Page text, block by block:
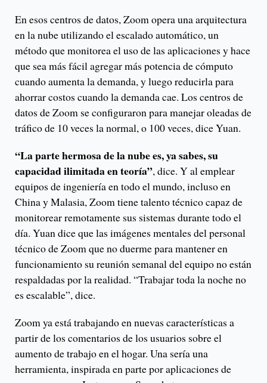
En esos centros de datos, Zoom opera una arquitectura
en la nube utilizando el escalado automático, un
método que monitorea el uso de las aplicaciones y hace
que sea más fácil agregar más potencia de cómputo
cuando aumenta la demanda, y luego reducirla para
ahorrar costos cuando la demanda cae. Los centros de
datos de Zoom se configuraron para manejar oleadas de
tráfico de 10 veces la normal, o 100 veces, dice Yuan.
“La parte hermosa de la nube es, ya sabes, su
capacidad ilimitada en teoría”, dice. Y al emplear
equipos de ingeniería en todo el mundo, incluso en
China y Malasia, Zoom tiene talento técnico capaz de
monitorear remotamente sus sistemas durante todo el
día. Yuan dice que las imágenes mentales del personal
técnico de Zoom que no duerme para mantener en
funcionamiento su reunión semanal del equipo no están
respaldadas por la realidad. “Trabajar toda la noche no
es escalable”, dice.
Zoom ya está trabajando en nuevas características a
partir de los comentarios de los usuarios sobre el
aumento de trabajo en el hogar. Una sería una
herramienta, inspirada en parte por aplicaciones de